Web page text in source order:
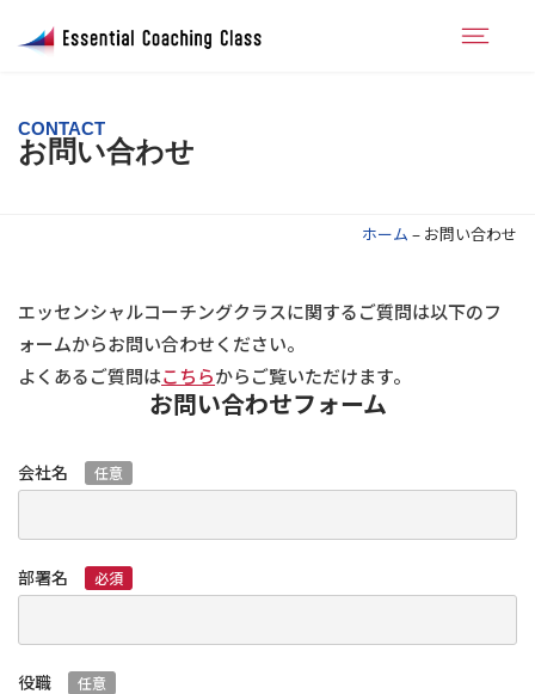
CONTACT
お問い合わせ
ホーム – お問い合わせ
エッセンシャルコーチングクラスに関するご質問は以下のフ
ォームからお問い合わせください。
よくあるご質問はこちらからご覧いただけます。
お問い合わせフォーム
会社名 任意
部署名 必須
役職 任意